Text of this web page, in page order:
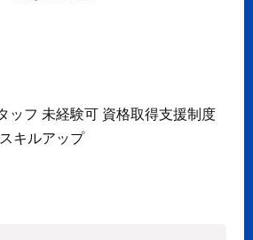
ッフ 未経験可 資格取得支援制度
キルアップ